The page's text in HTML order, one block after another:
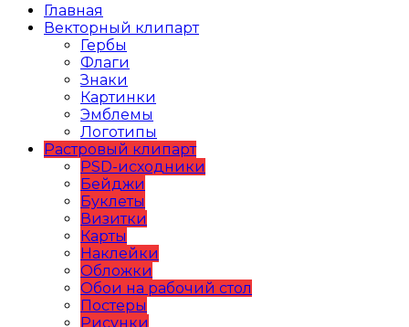
Главная
Векторный клипарт
Гербы
Флаги
Знаки
Картинки
Эмблемы
Логотипы
Растровый клипарт
PSD-исходники
Бейджи
Буклеты
Визитки
Карты
Наклейки
Обложки
Обои на рабочий стол
Постеры
Рисунки